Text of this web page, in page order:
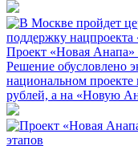
Проект «Новая Анапа»
Решение обусловлено
национальном проекте
рублей, а на «Новую